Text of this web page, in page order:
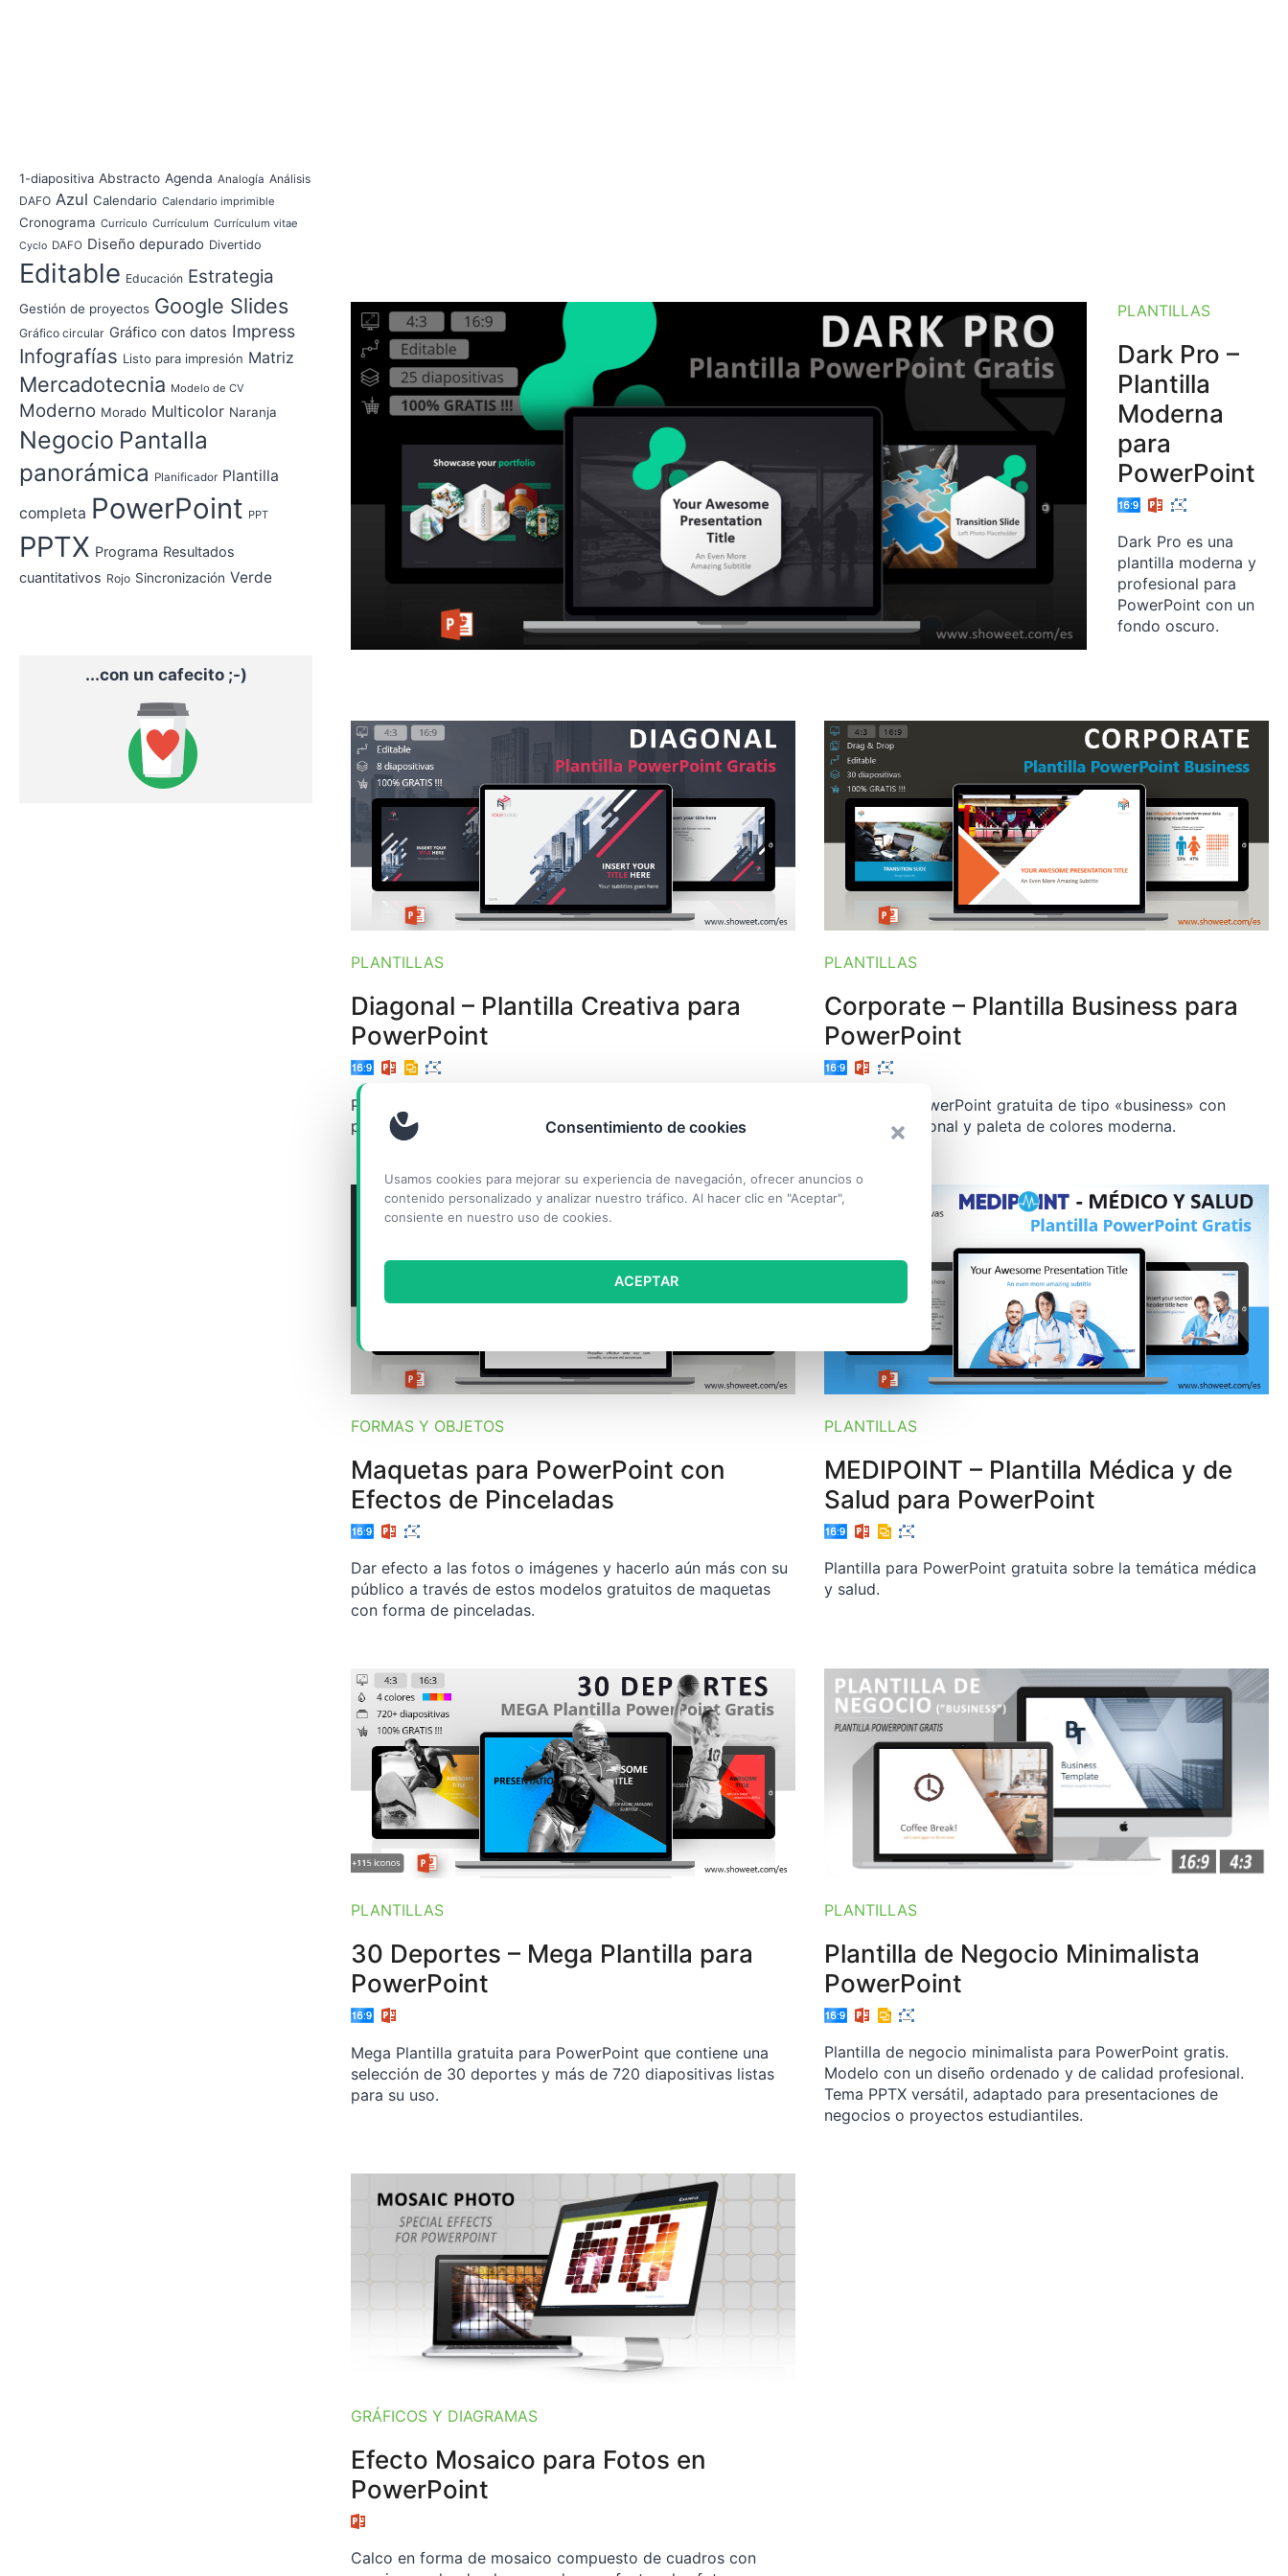
Consentimiento de cookies
Usamos cookies para mejorar su experiencia de navegación, ofrecer anuncios o
contenido personalizado y analizar nuestro tráfico. Al hacer clic en "Aceptar",
consiente en nuestro uso de cookies.
ACEPTAR
PLANTILLAS
Dark Pro –
Plantilla
Moderna
para
PowerPoint
Dark Pro es una
plantilla moderna y
profesional para
PowerPoint con un
fondo oscuro.
PLANTILLAS
Diagonal – Plantilla Creativa para
PowerPoint
Plantilla creativa gratuita de PowerPoint con diseño
profesional y paleta de colores moderna.
PLANTILLAS
Corporate – Plantilla Business para
PowerPoint
Plantilla de PowerPoint gratuita de tipo «business» con
diseño profesional y paleta de colores moderna.
FORMAS Y OBJETOS
Maquetas para PowerPoint con
Efectos de Pinceladas
Dar efecto a las fotos o imágenes y hacerlo aún más con su
público a través de estos modelos gratuitos de maquetas
con forma de pinceladas.
PLANTILLAS
MEDIPOINT – Plantilla Médica y de
Salud para PowerPoint
Plantilla para PowerPoint gratuita sobre la temática médica
y salud.
PLANTILLAS
30 Deportes – Mega Plantilla para
PowerPoint
Mega Plantilla gratuita para PowerPoint que contiene una
selección de 30 deportes y más de 720 diapositivas listas
para su uso.
PLANTILLAS
Plantilla de Negocio Minimalista
PowerPoint
Plantilla de negocio minimalista para PowerPoint gratis.
Modelo con un diseño ordenado y de calidad profesional.
Tema PPTX versátil, adaptado para presentaciones de
negocios o proyectos estudiantiles.
GRÁFICOS Y DIAGRAMAS
Efecto Mosaico para Fotos en
PowerPoint
Calco en forma de mosaico compuesto de cuadros con
1-diapositiva Abstracto Agenda Analogía Análisis
DAFO Azul Calendario Calendario imprimible
Cronograma Currículo Currículum Currículum vitae
Cyclo DAFO Diseño depurado Divertido
Editable Educación Estrategia
Gestión de proyectos Google Slides
Gráfico circular Gráfico con datos Impress
Infografías Listo para impresión Matriz
Mercadotecnia Modelo de CV
Moderno Morado Multicolor Naranja
Negocio Pantalla
panorámica Planificador Plantilla
completa PowerPoint PPT
PPTX Programa Resultados
cuantitativos Rojo Sincronización Verde
...con un cafecito ;-)